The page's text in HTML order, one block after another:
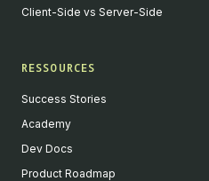
Client-Side vs Server-Side
RESSOURCES
Success Stories
Academy
Dev Docs
Product Roadmap